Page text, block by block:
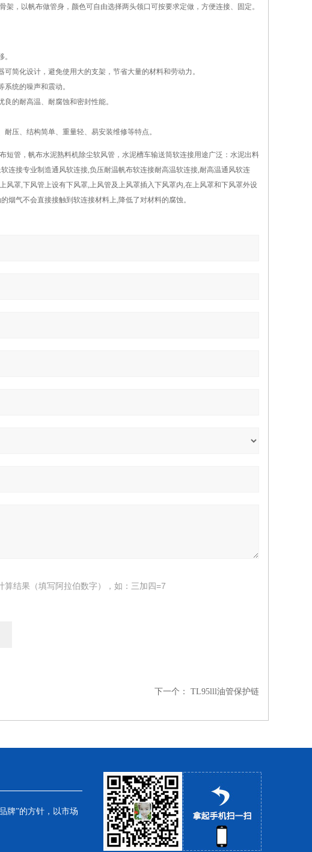
，以帆布做管身，颜色可自由选择两头领口可按要求定做，方便连接、固定。
简化设计，避免使用大的支架，节省大量的材料和劳动力。
统的噪声和震动。
的耐高温、耐腐蚀和密封性能。
压、结构简单、重量轻、易安装维修等特点。
短管，帆布水泥熟料机除尘软风管，水泥槽车输送筒软连接用途广泛：水泥出料
连接专业制造通风软连接,负压耐温帆布软连接耐高温软连接,耐高温通风软连
罩,下风管上设有下风罩,上风管及上风罩插入下风罩内,在上风罩和下风罩外设
烟气不会直接接触到软连接材料上,降低了对材料的腐蚀。
算结果（填写阿拉伯数字），如：三加四=7
下一个： TL95lll油管保护链
牌”的方针，以市场